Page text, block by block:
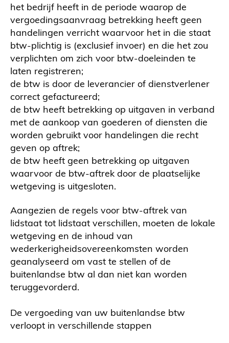
het bedrijf heeft in de periode waarop de
vergoedingsaanvraag betrekking heeft geen
handelingen verricht waarvoor het in die staat
btw-plichtig is (exclusief invoer) en die het zou
verplichten om zich voor btw-doeleinden te
laten registreren;
de btw is door de leverancier of dienstverlener
correct gefactureerd;
de btw heeft betrekking op uitgaven in verband
met de aankoop van goederen of diensten die
worden gebruikt voor handelingen die recht
geven op aftrek;
de btw heeft geen betrekking op uitgaven
waarvoor de btw-aftrek door de plaatselijke
wetgeving is uitgesloten.
Aangezien de regels voor btw-aftrek van
lidstaat tot lidstaat verschillen, moeten de lokale
wetgeving en de inhoud van
wederkerigheidsovereenkomsten worden
geanalyseerd om vast te stellen of de
buitenlandse btw al dan niet kan worden
teruggevorderd.
De vergoeding van uw buitenlandse btw
verloopt in verschillende stappen